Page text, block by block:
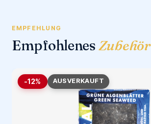
EMPFEHLUNG
Empfohlenes Zubehör
-12% AUSVERKAUFT